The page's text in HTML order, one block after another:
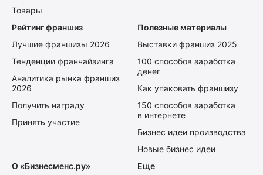
Товары
Рейтинг франшиз
Лучшие франшизы 2026
Тенденции франчайзинга
Аналитика рынка франшиз
2026
Получить награду
Принять участие
Полезные материалы
Выставки франшиз 2025
100 способов заработка
денег
Как упаковать франшизу
150 способов заработка
в интернете
Бизнес идеи производства
Новые бизнес идеи
О «Бизнесменс.ру»
Еще